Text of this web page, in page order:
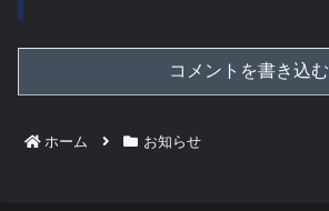
コメントを書き込む
ホーム お知らせ